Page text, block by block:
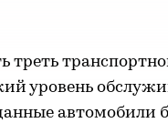
треть
уровень
автомобили